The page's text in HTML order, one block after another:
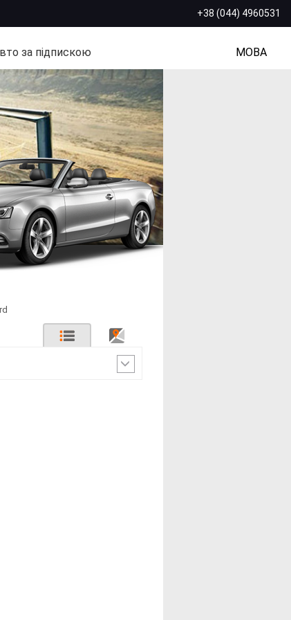
+38 (044) 4960531
МОВА
за підпискою